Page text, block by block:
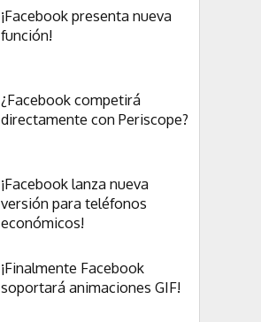
¡Facebook presenta nueva
función!
¿Facebook competirá
directamente con Periscope?
¡Facebook lanza nueva
versión para teléfonos
económicos!
¡Finalmente Facebook
soportará animaciones GIF!